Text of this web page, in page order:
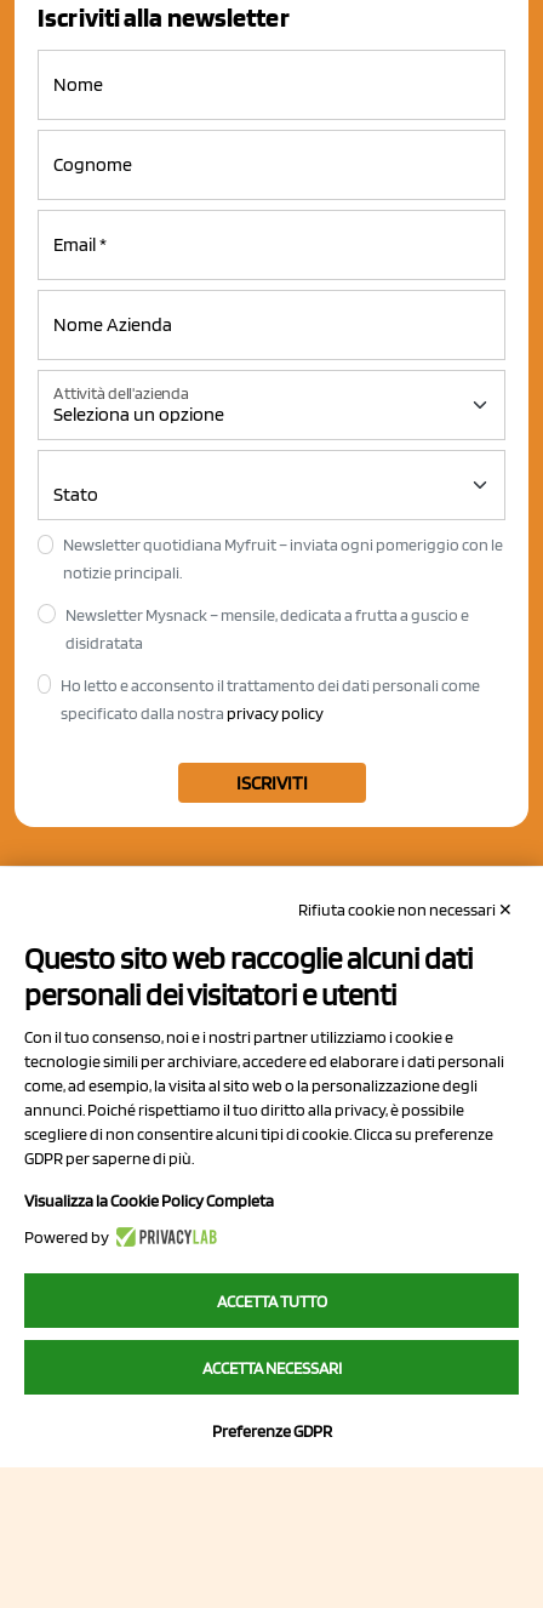
Iscriviti alla newsletter
Attività dell'azienda
Newsletter quotidiana Myfruit – inviata ogni pomeriggio con le
notizie principali.
Newsletter Mysnack – mensile, dedicata a frutta a guscio e
disidratata
Ho letto e acconsento il trattamento dei dati personali come
specificato dalla nostra privacy policy
ISCRIVITI
Via Prov.le Sassuolo Vignola 315/1
41057 Spilamberto (MO)
P.I/C.F. 01041460369
REA: MO 208553
Rifiuta cookie non necessari ✕
Questo sito web raccoglie alcuni dati
personali dei visitatori e utenti
Con il tuo consenso, noi e i nostri partner utilizziamo i cookie e
tecnologie simili per archiviare, accedere ed elaborare i dati personali
come, ad esempio, la visita al sito web o la personalizzazione degli
annunci. Poiché rispettiamo il tuo diritto alla privacy, è possibile
scegliere di non consentire alcuni tipi di cookie. Clicca su preferenze
GDPR per saperne di più.
Visualizza la Cookie Policy Completa
Powered by
ACCETTA TUTTO
ACCETTA NECESSARI
Preferenze GDPR